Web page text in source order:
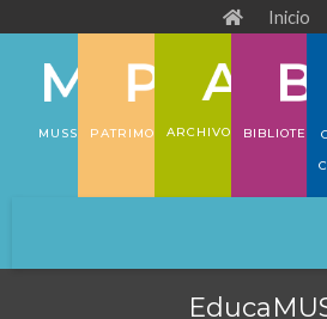
contenido
Inicio
MUSS PATRIMONIOARCHIVO BIBLIOTECA